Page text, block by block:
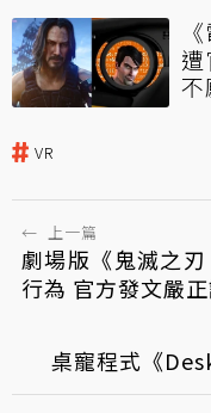
不
VR
← 上一篇
劇場版《鬼滅之
行為 官方發文嚴
桌寵程式《